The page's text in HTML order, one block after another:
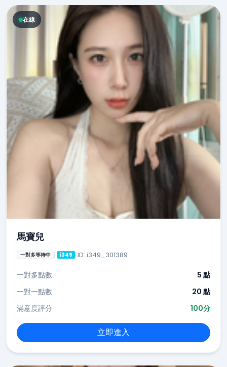
在線
馬寶兒
一對多等待中 i349 ID: i349_301389
一對多點數
5 點
一對一點數
20 點
滿意度評分
100分
立即進入